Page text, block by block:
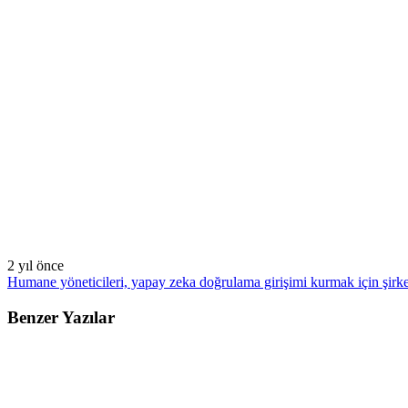
2 yıl önce
Humane yöneticileri, yapay zeka doğrulama girişimi kurmak için
Benzer Yazılar